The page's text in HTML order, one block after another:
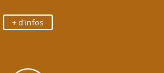
+ d'infos